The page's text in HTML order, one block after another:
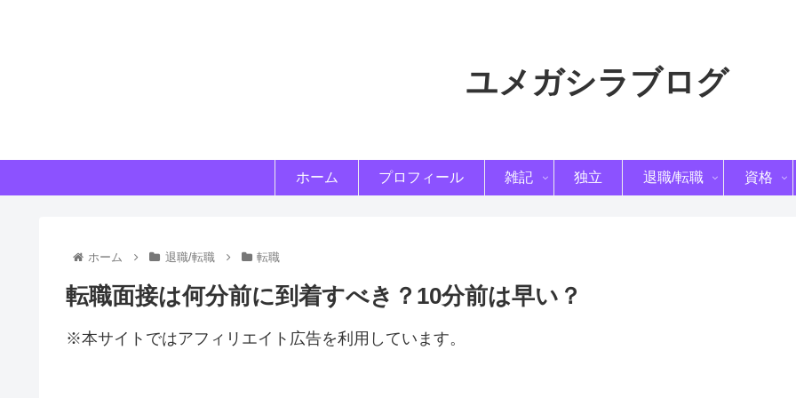
ユメガシラブログ
ホーム プロフィール 雑記 独立 退職/転職 資格
ホーム 退職/転職 転職
転職面接は何分前に到着すべき？10分前は早い？
※本サイトではアフィリエイト広告を利用しています。